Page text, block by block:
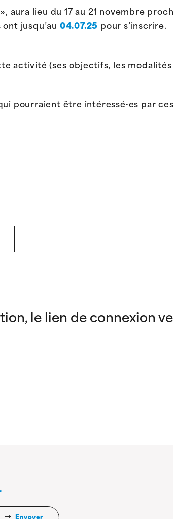
», aura lieu du 17 au 21 novembre
jusqu’au 04.07.25 pour s’inscrire.
activité (ses objectifs, les
pourraient être intéressé·es par
le lien de connexion
Envoyer